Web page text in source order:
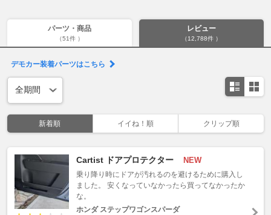
パーツ・商品
（51件 ）
レビュー
（12,788件 ）
デモカー装着パーツはこちら
新着順 イイね！順 クリップ順
Cartist ドアプロテクター NEW
乗り降り時にドアが汚れるのを避けるために購入し
ました。 安くなっていなかったら買ってなかったか
な。
ホンダ ステップワゴンスパーダ